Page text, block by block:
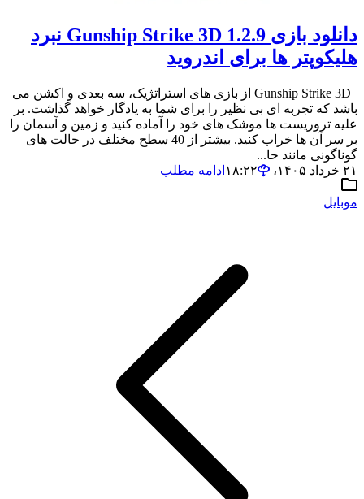
دانلود بازی Gunship Strike 3D 1.2.9 نبرد
هلیکوپتر ها برای اندروید
Gunship Strike 3D از بازی های استراتژیک، سه بعدی و اکشن می
باشد که تجربه ای بی نظیر را برای شما به یادگار خواهد گذاشت. بر
علیه تروریست ها موشک های خود را آماده کنید و زمین و آسمان را
بر سر آن ها خراب کنید. بیشتر از 40 سطح مختلف در حالت های
گوناگونی مانند حا...
۲۱ خرداد ۱۴۰۵،‏ ۱۸:۲۲
ادامه مطلب
موبایل